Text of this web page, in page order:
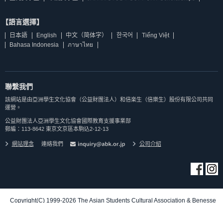
【語言選擇】
日本語 English 中文（简体字） 한국어
Tiếng Việt
Bahasa Indonesia
ภาษาไทย
聯繫我們
該網站是由亞洲學生文化協會（公益財團法人）和倍楽生（倍樂生）股份有限公司共同
運營。
公益財團法人亞洲學生文化協會國際教育支援事業部
郵編：113-8642 東京文京區本駒込2-12-13
網站理念 連絡我們 公司介紹
Copyright(C) 1999-2026 The Asian Students Cultural Association & Benesse